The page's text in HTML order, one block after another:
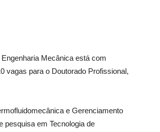
Mecânica está com
vagas para o Doutorado Profissional,
e Gerenciamento
pesquisa em Tecnologia de